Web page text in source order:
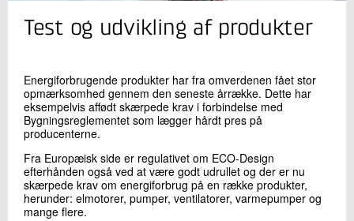
Christian Grønborg Nicolaisen
Sektionsleder
+45 72 20 25 34
Send e-mail
Test og udvikling af produkter
Energiforbrugende produkter har fra omverdenen fået stor
opmærksomhed gennem den seneste årrække. Dette har
eksempelvis affødt skærpede krav i forbindelse med
Bygningsreglementet som lægger hårdt pres på
producenterne.
Fra Europæisk side er regulativet om ECO-Design
efterhånden også ved at være godt udrullet og der er nu
skærpede krav om energiforbrug på en række produkter,
herunder: elmotorer, pumper, ventilatorer, varmepumper og
mange flere.